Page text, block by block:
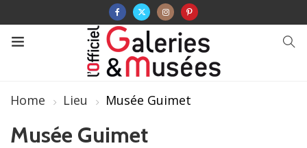
Home Lieu Musée Guimet
Musée Guimet